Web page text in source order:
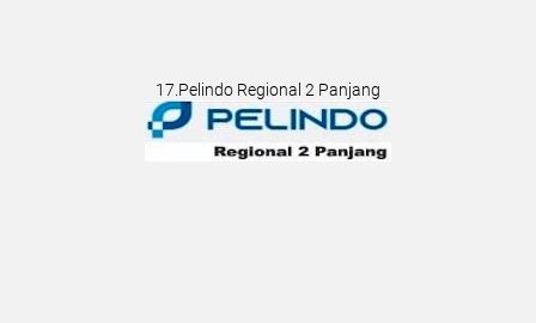
17.Pelindo Regional 2 Panjang